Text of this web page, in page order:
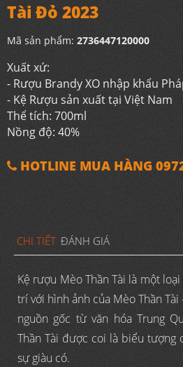
Tài Đỏ 2023
Mã sản phẩm: 2736447120000
Xuất xứ:
- Rượu Brandy XO nhập khẩu
- Kệ Rượu sản xuất tại Việt Nam
Thể tích: 700ml
Nồng độ: 40%
HOTLINE MUA HÀNG
CHI TIẾT ĐÁNH GIÁ
Kệ rượu Mèo Thần Tài là một
trí với hình ảnh của Mèo Thần
nguồn gốc từ văn hóa Trung
Thần Tài được coi là biểu tượng
sự giàu có.